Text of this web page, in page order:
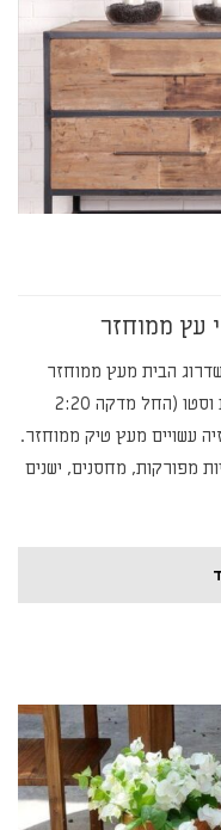
עץ ממוחזר
הבית מעץ ממוחזר
בתכנית "פותחים יום" עלינו, על גלריית וסטו (החל מדקה 2:20
עשויים מעץ טיק ממוחזר.
מפורקות, מחסנים, ישנים